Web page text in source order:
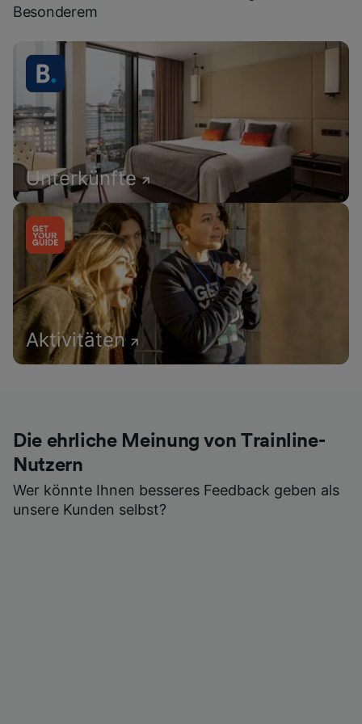
Besonderem
Unterkünfte
Aktivitäten
Die ehrliche Meinung von Trainline-
Nutzern
Wer könnte Ihnen besseres Feedback geben als
unsere Kunden selbst?